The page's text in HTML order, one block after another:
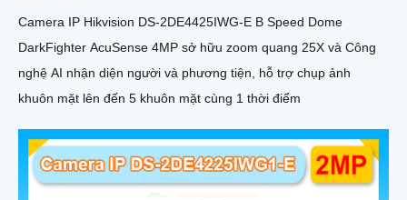
Camera IP Hikvision DS-2DE4425IWG-E B Speed Dome
DarkFighter AcuSense 4MP sở hữu zoom quang 25X và Công
nghệ AI nhận diện người và phương tiện, hỗ trợ chụp ảnh
khuôn mặt lên đến 5 khuôn mặt cùng 1 thời điểm